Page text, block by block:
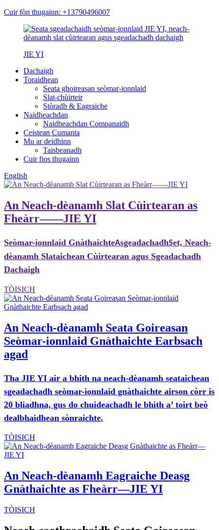
Cuir fòn thugainn: +13790496007
JIE YI
Dachaigh
Toraidhean
Seata ghoireasan seòmar-ionnlaid
Slat-chùirteir
Stòradh & Eagraiche
Naidheachdan
Naidheachdan Companaidh
Ceistean Cumanta
Mu ar deidhinn
Taisbeanadh
Cuir fios thugainn
English
An Neach-dèanamh Slat Cùirtearan as
Fheàrr——JIE YI
Seòmar-ionnlaid GnàthaichteAsgeadachadhSet, Neach-
dèanamh Slataichean Cùirtearan agus Sgeadachadh
Dachaigh
TÒISICH
An Neach-dèanamh Seata Goireasan
Seòmar-ionnlaid Gnàthaichte Earbsach
agad
Tha JIE YI air a bhith na neach-dèanamh seataichean
sgeadachadh seòmar-ionnlaid gnàthaichte airson còrr is
20 bliadhna, gus do chuideachadh le bhith a’ toirt beò
dealbhaidhean sònraichte.
TÒISICH
An Neach-dèanamh Eagraiche Deasg
Gnàthaichte as Fheàrr—JIE YI
TÒISICH